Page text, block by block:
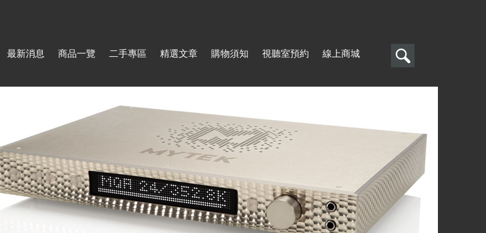
最新消息 商品一覽 二手專區 精選文章 購物須知 視聽室預約 線上商城
搜
表
單
搜
尋